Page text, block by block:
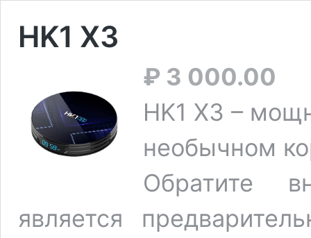
HK1 X3
₽ 3 000.00
HK1 X3 –
необычном
Обратите
является